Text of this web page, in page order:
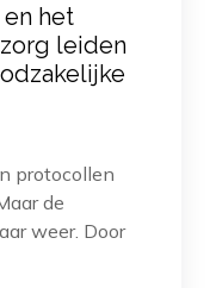
het
leiden
protocollen
de
weer. Door